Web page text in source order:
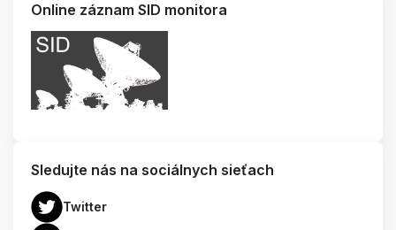
Online záznam SID monitora
Sledujte nás na sociálnych sieťach
Twitter